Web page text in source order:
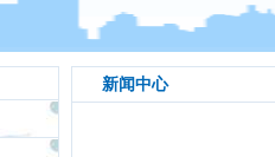
新闻中心